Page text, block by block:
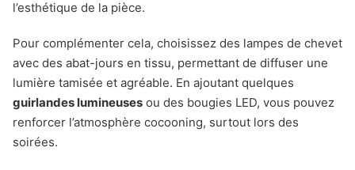
l’esthétique de la pièce.
Pour complémenter cela, choisissez des lampes de chevet
avec des abat-jours en tissu, permettant de diffuser une
lumière tamisée et agréable. En ajoutant quelques
guirlandes lumineuses ou des bougies LED, vous pouvez
renforcer l’atmosphère cocooning, surtout lors des
soirées.